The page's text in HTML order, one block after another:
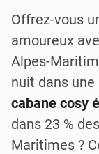
Offrez-vous
amoureux
Alpes-
nuit dans une
cabane cosy
dans 23 %
Maritimes ?